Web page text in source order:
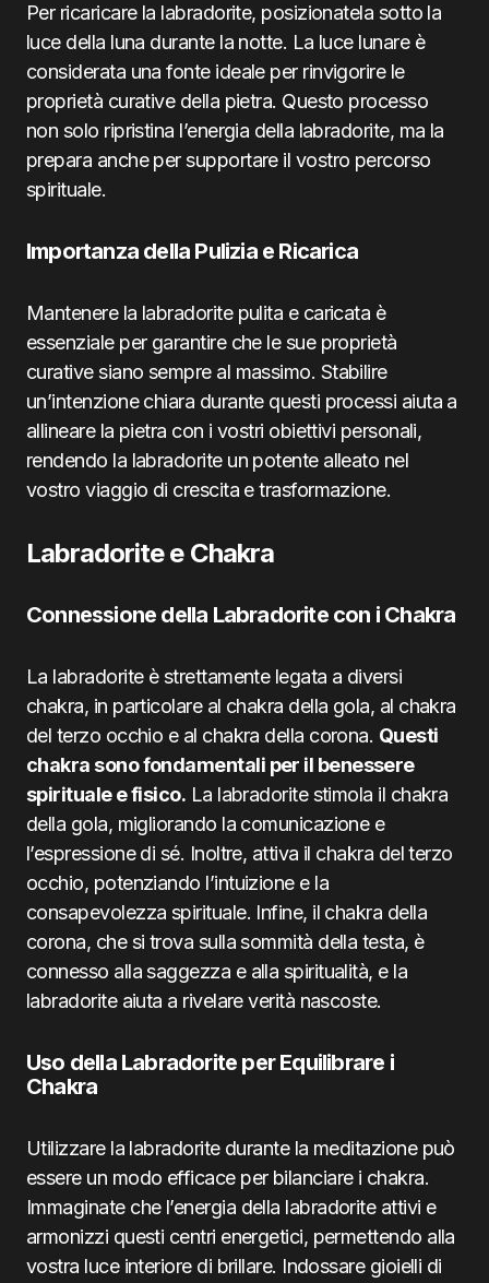
Per ricaricare la labradorite, posizionatela sotto la
luce della luna durante la notte. La luce lunare è
considerata una fonte ideale per rinvigorire le
proprietà curative della pietra. Questo processo
non solo ripristina l’energia della labradorite, ma la
prepara anche per supportare il vostro percorso
spirituale.
Importanza della Pulizia e Ricarica
Mantenere la labradorite pulita e caricata è
essenziale per garantire che le sue proprietà
curative siano sempre al massimo. Stabilire
un’intenzione chiara durante questi processi aiuta a
allineare la pietra con i vostri obiettivi personali,
rendendo la labradorite un potente alleato nel
vostro viaggio di crescita e trasformazione.
Labradorite e Chakra
Connessione della Labradorite con i Chakra
La labradorite è strettamente legata a diversi
chakra, in particolare al chakra della gola, al chakra
del terzo occhio e al chakra della corona. Questi
chakra sono fondamentali per il benessere
spirituale e fisico. La labradorite stimola il chakra
della gola, migliorando la comunicazione e
l’espressione di sé. Inoltre, attiva il chakra del terzo
occhio, potenziando l’intuizione e la
consapevolezza spirituale. Infine, il chakra della
corona, che si trova sulla sommità della testa, è
connesso alla saggezza e alla spiritualità, e la
labradorite aiuta a rivelare verità nascoste.
Uso della Labradorite per Equilibrare i
Chakra
Utilizzare la labradorite durante la meditazione può
essere un modo efficace per bilanciare i chakra.
Immaginate che l’energia della labradorite attivi e
armonizzi questi centri energetici, permettendo alla
vostra luce interiore di brillare. Indossare gioielli di